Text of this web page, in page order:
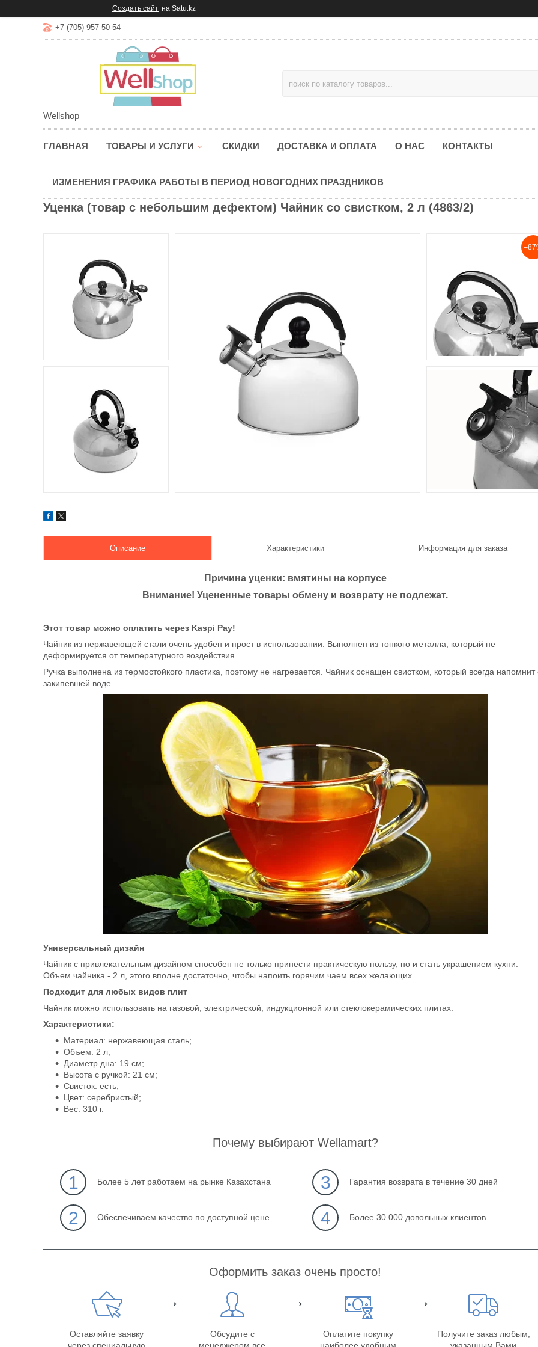
Создать сайт на Satu.kz
+7 (705) 957-50-54
Wellshop
ГЛАВНАЯ ТОВАРЫ И УСЛУГИ СКИДКИ ДОСТАВКА И ОПЛАТА О НАС КОНТАКТЫ
ИЗМЕНЕНИЯ ГРАФИКА РАБОТЫ В ПЕРИОД НОВОГОДНИХ ПРАЗДНИКОВ
Уценка (товар с небольшим дефектом) Чайник со свистком, 2 л (4863/2)
Описание Характеристики Информация для заказа
Причина уценки: вмятины на корпусе
Внимание! Уцененные товары обмену и возврату не подлежат.
Этот товар можно оплатить через Kaspi Pay!
Чайник из нержавеющей стали очень удобен и прост в использовании. Выполнен из тонкого металла, который не
деформируется от температурного воздействия.
Ручка выполнена из термостойкого пластика, поэтому не нагревается. Чайник оснащен свистком, который всегда напомнит
закипевшей воде.
Универсальный дизайн
Чайник с привлекательным дизайном способен не только принести практическую пользу, но и стать украшением кухни.
Объем чайника - 2 л, этого вполне достаточно, чтобы напоить горячим чаем всех желающих.
Подходит для любых видов плит
Чайник можно использовать на газовой, электрической, индукционной или стеклокерамических плитах.
Характеристики:
Материал: нержавеющая сталь;
Объем: 2 л;
Диаметр дна: 19 см;
Высота с ручкой: 21 см;
Свисток: есть;
Цвет: серебристый;
Вес: 310 г.
Почему выбирают Wellamart?
1 Более 5 лет работаем на рынке Казахстана
2 Обеспечиваем качество по доступной цене
3 Гарантия возврата в течение 30 дней
4 Более 30 000 довольных клиентов
Оформить заказ очень просто!
Оставляйте заявку
→
Обсудите с
→
Оплатите покупку
→
Получите заказ любым,